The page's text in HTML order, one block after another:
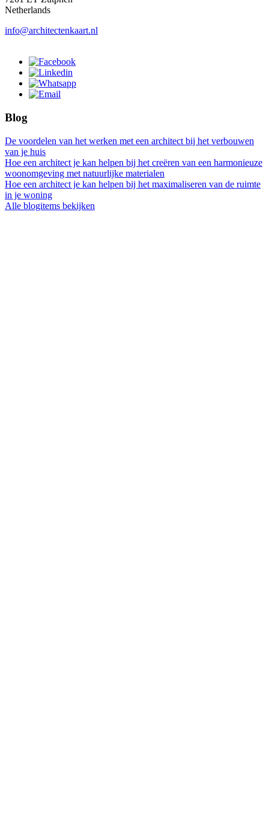
Netherlands
info@architectenkaart.nl
Blog
De voordelen van het werken met een architect bij het verbouwen
van je huis
Hoe een architect je kan helpen bij het creëren van een harmonieuze
woonomgeving met natuurlijke materialen
Hoe een architect je kan helpen bij het maximaliseren van de ruimte
in je woning
Alle blogitems bekijken